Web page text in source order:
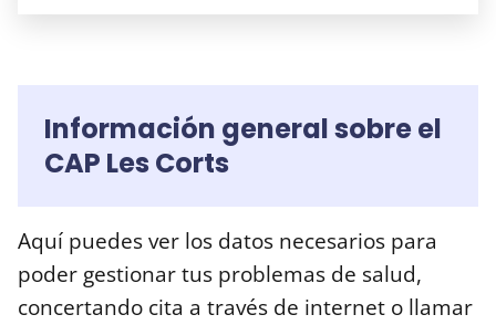
Información general sobre el
CAP Les Corts
Aquí puedes ver los datos necesarios para
poder gestionar tus problemas de salud,
concertando cita a través de internet o llamar